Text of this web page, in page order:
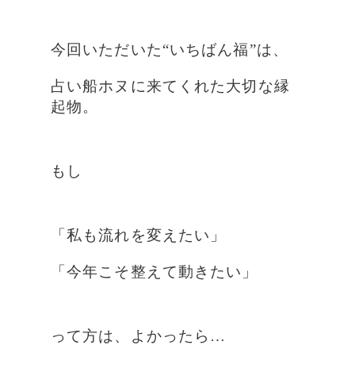
今回いただいた“いちばん福”は、
占い船ホヌに来てくれた大切な縁
起物。
もし
「私も流れを変えたい」
「今年こそ整えて動きたい」
って方は、よかったら…